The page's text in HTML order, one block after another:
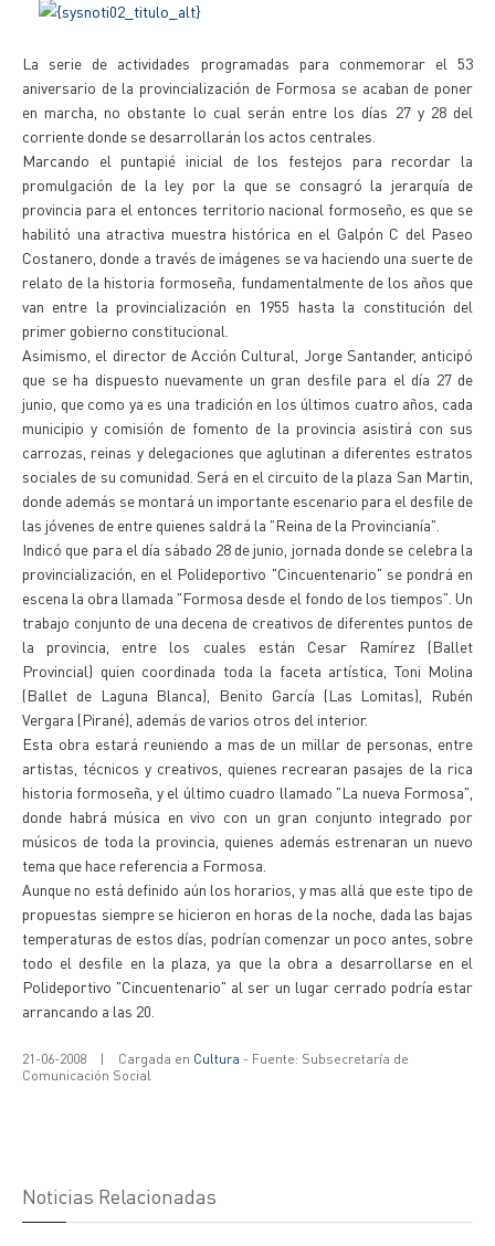
La serie de actividades programadas para conmemorar el 53
aniversario de la provincialización de Formosa se acaban de poner
en marcha, no obstante lo cual serán entre los días 27 y 28 del
corriente donde se desarrollarán los actos centrales.
Marcando el puntapié inicial de los festejos para recordar la
promulgación de la ley por la que se consagró la jerarquía de
provincia para el entonces territorio nacional formoseño, es que se
habilitó una atractiva muestra histórica en el Galpón C del Paseo
Costanero, donde a través de imágenes se va haciendo una suerte de
relato de la historia formoseña, fundamentalmente de los años que
van entre la provincialización en 1955 hasta la constitución del
primer gobierno constitucional.
Asimismo, el director de Acción Cultural, Jorge Santander, anticipó
que se ha dispuesto nuevamente un gran desfile para el día 27 de
junio, que como ya es una tradición en los últimos cuatro años, cada
municipio y comisión de fomento de la provincia asistirá con sus
carrozas, reinas y delegaciones que aglutinan a diferentes estratos
sociales de su comunidad. Será en el circuito de la plaza San Martin,
donde además se montará un importante escenario para el desfile de
las jóvenes de entre quienes saldrá la "Reina de la Provincianía".
Indicó que para el día sábado 28 de junio, jornada donde se celebra la
provincialización, en el Polideportivo "Cincuentenario" se pondrá en
escena la obra llamada "Formosa desde el fondo de los tiempos". Un
trabajo conjunto de una decena de creativos de diferentes puntos de
la provincia, entre los cuales están Cesar Ramírez (Ballet
Provincial) quien coordinada toda la faceta artística, Toni Molina
(Ballet de Laguna Blanca), Benito García (Las Lomitas), Rubén
Vergara (Pirané), además de varios otros del interior.
Esta obra estará reuniendo a mas de un millar de personas, entre
artistas, técnicos y creativos, quienes recrearan pasajes de la rica
historia formoseña, y el último cuadro llamado "La nueva Formosa",
donde habrá música en vivo con un gran conjunto integrado por
músicos de toda la provincia, quienes además estrenaran un nuevo
tema que hace referencia a Formosa.
Aunque no está definido aún los horarios, y mas allá que este tipo de
propuestas siempre se hicieron en horas de la noche, dada las bajas
temperaturas de estos días, podrían comenzar un poco antes, sobre
todo el desfile en la plaza, ya que la obra a desarrollarse en el
Polideportivo "Cincuentenario" al ser un lugar cerrado podría estar
arrancando a las 20.
21-06-2008 | Cargada en Cultura - Fuente: Subsecretaría de
Comunicación Social
Noticias Relacionadas